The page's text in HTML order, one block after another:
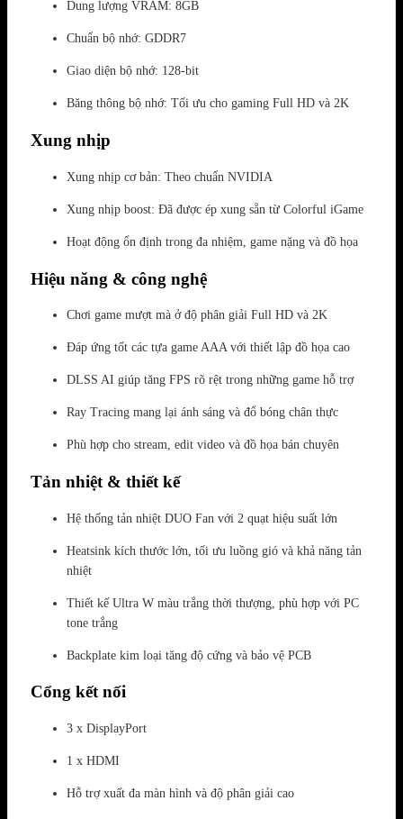
Dung lượng VRAM: 8GB
Chuẩn bộ nhớ: GDDR7
Giao diện bộ nhớ: 128-bit
Băng thông bộ nhớ: Tối ưu cho gaming Full HD và 2K
Xung nhịp
Xung nhịp cơ bản: Theo chuẩn NVIDIA
Xung nhịp boost: Đã được ép xung sẵn từ Colorful iGame
Hoạt động ổn định trong đa nhiệm, game nặng và đồ họa
Hiệu năng & công nghệ
Chơi game mượt mà ở độ phân giải Full HD và 2K
Đáp ứng tốt các tựa game AAA với thiết lập đồ họa cao
DLSS AI giúp tăng FPS rõ rệt trong những game hỗ trợ
Ray Tracing mang lại ánh sáng và đổ bóng chân thực
Phù hợp cho stream, edit video và đồ họa bán chuyên
Tản nhiệt & thiết kế
Hệ thống tản nhiệt DUO Fan với 2 quạt hiệu suất lớn
Heatsink kích thước lớn, tối ưu luồng gió và khả năng tản
nhiệt
Thiết kế Ultra W màu trắng thời thượng, phù hợp với PC
tone trắng
Backplate kim loại tăng độ cứng và bảo vệ PCB
Cổng kết nối
3 x DisplayPort
1 x HDMI
Hỗ trợ xuất đa màn hình và độ phân giải cao